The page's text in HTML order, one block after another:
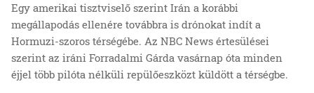
Egy amerikai tisztviselő szerint Irán a korábbi
megállapodás ellenére továbbra is drónokat indít a
Hormuzi-szoros térségébe. Az NBC News értesülései
szerint az iráni Forradalmi Gárda vasárnap óta minden
éjjel több pilóta nélküli repülőeszközt küldött a térségbe.